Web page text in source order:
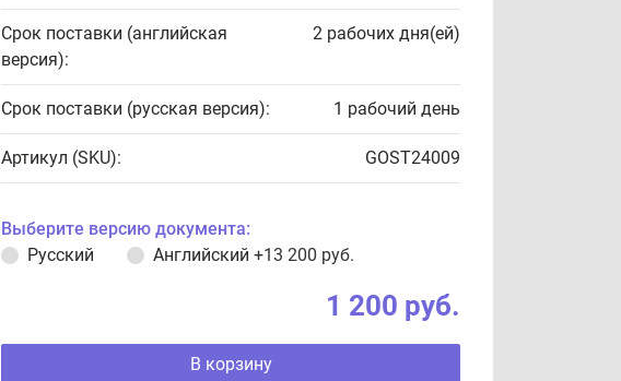
Срок поставки (английская
версия):
2 рабочих дня(ей)
Срок поставки (русская версия): 1 рабочий день
Артикул (SKU): GOST24009
Выберите версию документа:
Русский
Английский +13 200 руб.
1 200 руб.
В корзину